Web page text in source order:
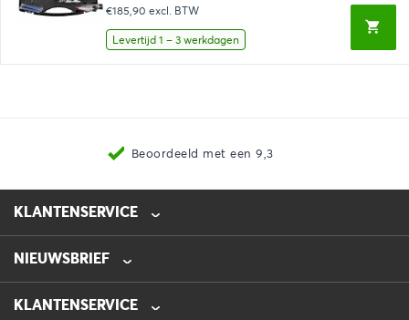
€185,90 excl. BTW
Levertijd 1 – 3 werkdagen
Beoordeeld met een 9,3
KLANTENSERVICE
0475-218632
info@automotive-line.nl
NIEUWSBRIEF
KLANTENSERVICE